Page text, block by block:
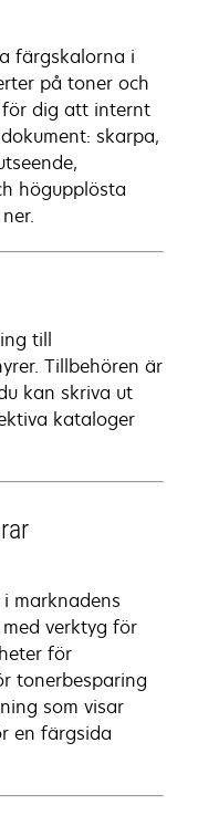
färgskalorna i
på toner och
dig att internt
skarpa,
högupplösta
till
Tillbehören är
kan skriva ut
kataloger
marknadens
verktyg för
för
tonerbesparing
som visar
en färgsida